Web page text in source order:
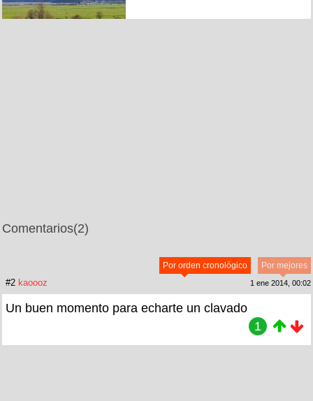
Comentarios(2)
Por mejores
Por orden cronológico
#2 kaoooz 1 ene 2014, 00:02
Un buen momento para echarte un clavado
1